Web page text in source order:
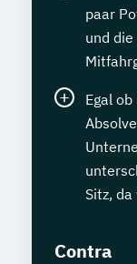
paar
und
Egal
Sitz,
Contra